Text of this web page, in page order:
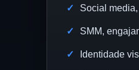
Social
SMM,
Identidade